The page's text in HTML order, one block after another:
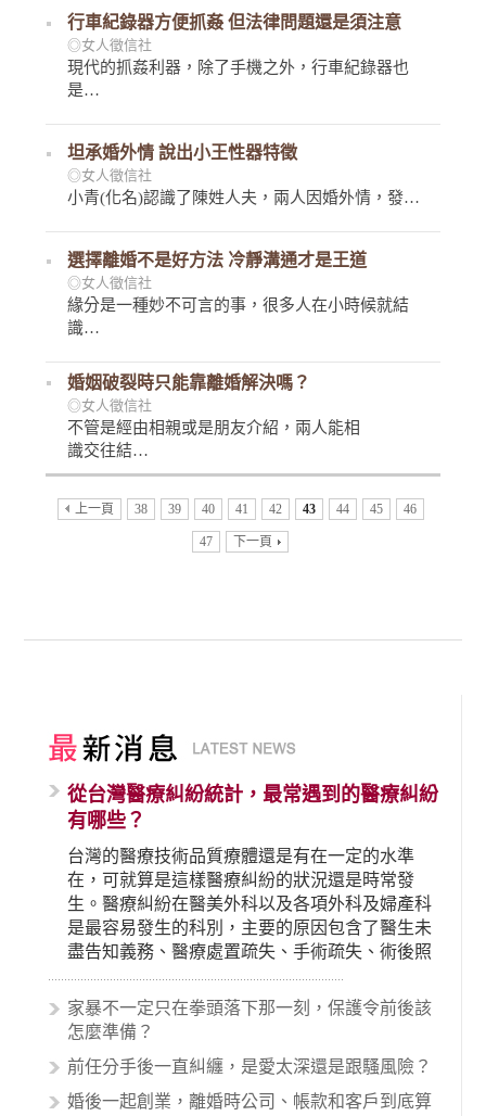
行車紀錄器方便抓姦 但法律問題還是須注意
◎女人徵信社
現代的抓姦利器，除了手機之外，行車紀錄器也
是…
坦承婚外情 說出小王性器特徵
◎女人徵信社
小青(化名)認識了陳姓人夫，兩人因婚外情，發…
選擇離婚不是好方法 冷靜溝通才是王道
◎女人徵信社
緣分是一種妙不可言的事，很多人在小時候就結
識…
婚姻破裂時只能靠離婚解決嗎？
◎女人徵信社
不管是經由相親或是朋友介紹，兩人能相
識交往結…
上一頁 38 39 40 41 42 43 44 45 46
47 下一頁
從台灣醫療糾紛統計，最常遇到的醫療糾紛
有哪些？
台灣的醫療技術品質療體還是有在一定的水準
在，可就算是這樣醫療糾紛的狀況還是時常發
生。醫療糾紛在醫美外科以及各項外科及婦產科
是最容易發生的科別，主要的原因包含了醫生未
盡告知義務、醫療處置疏失、手術疏失、術後照
顧失當、醫療費用的收取。雖然醫學進步，但醫
生與病患之間引起的糾紛還是經常發生。很多案
例中最後都走向訴訟流程，我們如果不幸遇到相
的內容其實非常多，有些案例…
家暴不一定只在拳頭落下那一刻，保護令前後該
怎麼準備？
前任分手後一直糾纏，是愛太深還是跟騷風險？
婚後一起創業，離婚時公司、帳款和客戶到底算